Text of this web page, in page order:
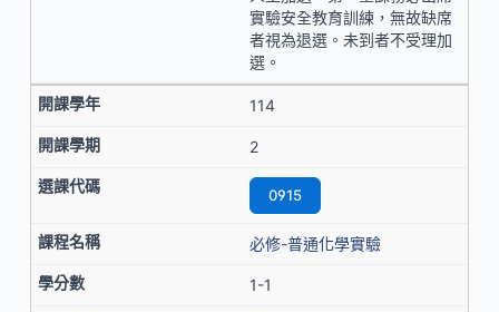
實驗安全教育訓練，無故缺席
者視為退選。未到者不受理加
選。
114
2
0915
必修-普通化學實驗
1-1